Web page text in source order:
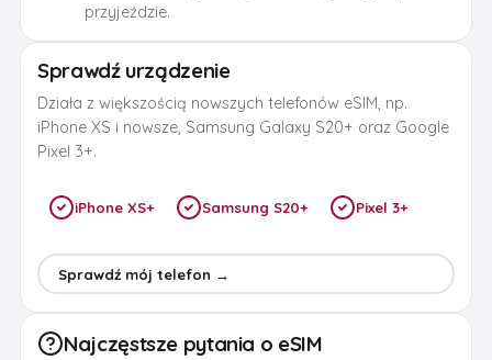
przyjeździe.
Sprawdź urządzenie
Działa z większością nowszych telefonów eSIM, np.
iPhone XS i nowsze, Samsung Galaxy S20+ oraz Google
Pixel 3+.
iPhone XS+ Samsung S20+ Pixel 3+
Sprawdź mój telefon →
Najczęstsze pytania o eSIM